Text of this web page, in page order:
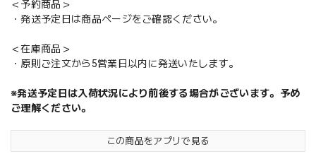
＜予約商品＞
・発送予定日は商品ページをご確認ください。
＜在庫商品＞
・原則ご注文から5営業日以内に発送いたします。
※発送予定日は入荷状況により前後する場合がございます。予め
ご理解ください。
この商品をアプリで見る